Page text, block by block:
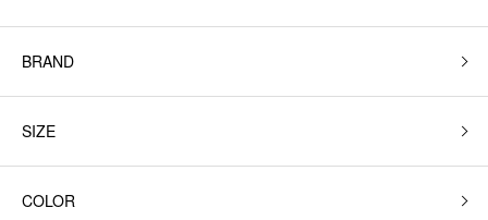
BRAND
SIZE
COLOR